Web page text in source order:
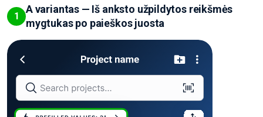
1
A variantas — Iš anksto užpildytos reikšmės
mygtukas po paieškos juosta